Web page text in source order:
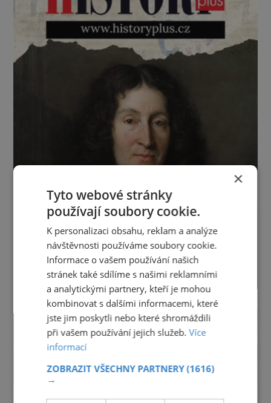
×
Tyto webové stránky
používají soubory cookie.
K personalizaci obsahu, reklam a analýze
návštěvnosti používáme soubory cookie.
Informace o vašem používání našich
stránek také sdílíme s našimi reklamními
a analytickými partnery, kteří je mohou
kombinovat s dalšími informacemi, které
jste jim poskytli nebo které shromáždili
při vašem používání jejich služeb.Více
informací
ZOBRAZIT VŠECHNY PARTNERY(1616)
→